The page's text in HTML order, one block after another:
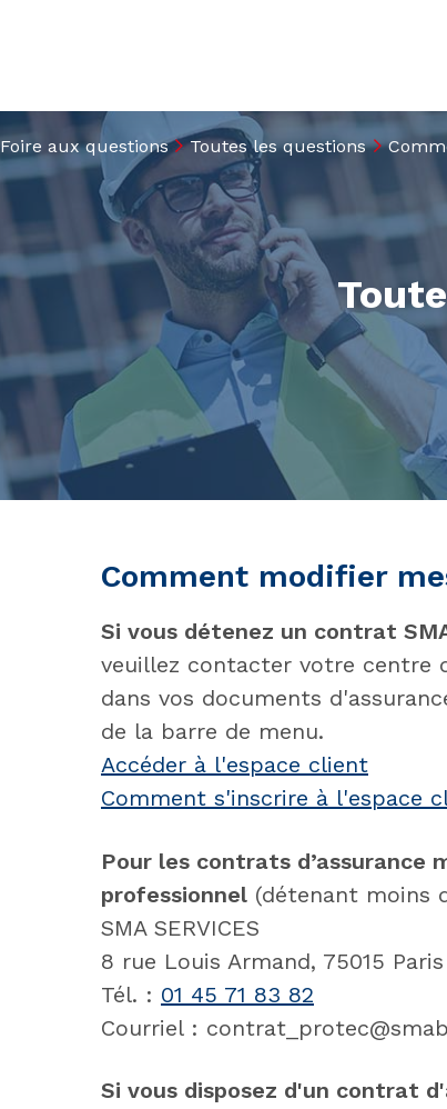
Foire aux questions Toutes les questions
Comment modifier
Si vous détenez un contrat
veuillez contacter votre centre
dans vos documents
de la barre de menu.
Accéder à l'espace client
Comment s'inscrire à l'espace
Pour les contrats
professionnel (détenant moins
SMA SERVICES
8 rue Louis Armand, 75015 Paris
Tél. : 01 45 71 83 82
Courriel :
Si vous disposez d'un contrat